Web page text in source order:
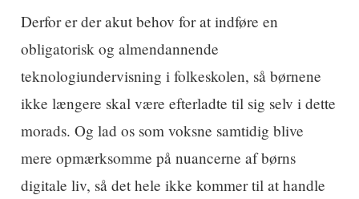
Derfor er der akut behov for at indføre en
obligatorisk og almendannende
teknologiundervisning i folkeskolen, så børnene
ikke længere skal være efterladte til sig selv i dette
morads. Og lad os som voksne samtidig blive
mere opmærksomme på nuancerne af børns
digitale liv, så det hele ikke kommer til at handle